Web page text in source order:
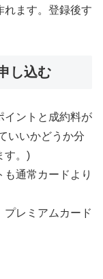
れます。登録後す
し込む
イントと成約料が
いいかどうか分
す。)
通常カードより
プレミアムカード